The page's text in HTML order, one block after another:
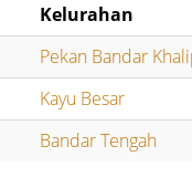
Kelurahan
Pekan Bandar
Kayu Besar
Bandar Tengah